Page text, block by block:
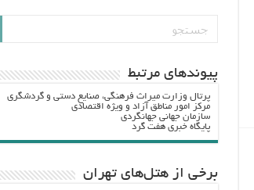
پيوندهاي مرتبط
پرتال وزارت ميراث فرهنگي، صنایع دستی و گردشگري
مرکز امور مناطق آزاد و ویژه اقتصادی
سازمان جهانی جهانگردی
پایگاه خبری هفت گرد
برخی از هتل‌های تهران